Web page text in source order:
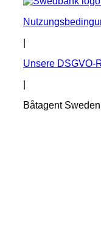
Unsere DSGVO-
Båtagent